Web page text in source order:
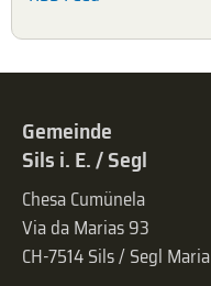
Gemeinde
Sils i. E. / Segl
Chesa Cumünela
Via da Marias 93
CH-7514 Sils / Segl Maria